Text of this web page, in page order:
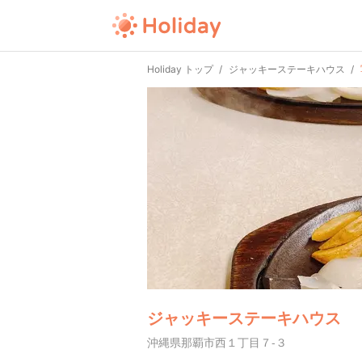
Holiday トップ ジャッキーステーキハウス
ジャッキーステーキハウス
沖縄県那覇市西１丁目７-３